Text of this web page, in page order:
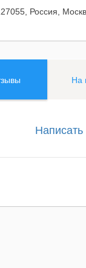
Россия,
На
Написать